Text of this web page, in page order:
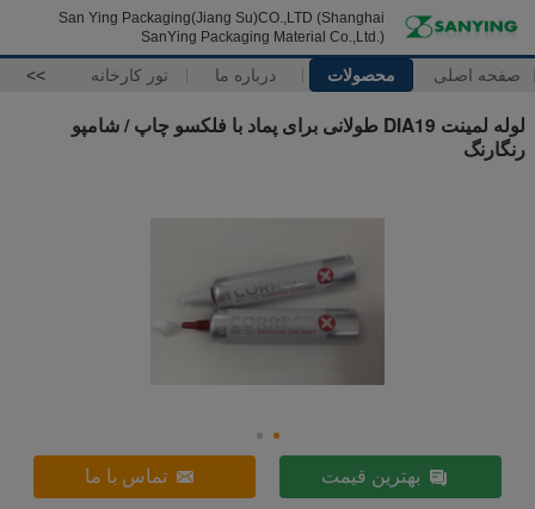
San Ying Packaging(Jiang Su)CO.,LTD (Shanghai
SanYing Packaging Material Co.,Ltd.)
صفحه اصلی محصولات درباره ما تور کارخانه >>
لوله لمینت DIA19 طولانی برای پماد با فلکسو چاپ / شامپو
رنگارنگ
بهترین قیمت تماس با ما